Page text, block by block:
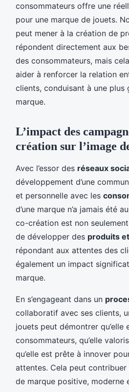
consommateurs offre une
pour une marque de jouets.
peut mener à la création de
répondent directement aux
des consommateurs, mais
aider à renforcer la relation
clients, conduisant à une plus
marque.
L’impact des
création sur l’image
Avec l’essor des réseaux
développement d’une
et personnelle avec les
d’une marque n’a jamais été
co-création est non
de développer des produits
répondant aux attentes des
également un impact
marque.
En s’engageant dans un
collaboratif avec ses clients,
jouets peut démontrer qu’elle
consommateurs, qu’elle
qu’elle est prête à innover
attentes. Cela peut
de marque positive, moderne